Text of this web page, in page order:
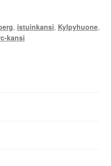
, istuinkansi, Kylpyhuone,
kansi